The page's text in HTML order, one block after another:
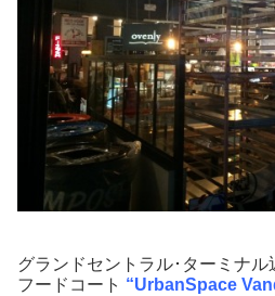
グランドセントラル･ターミナ
フードコート “UrbanSpace